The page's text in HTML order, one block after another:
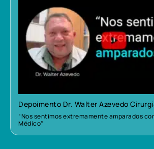
Depoimento Dr. Walter Azevedo
“Nos sentimos extremamente amparados
Médico”